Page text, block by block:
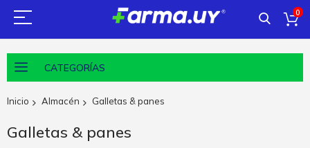
0
CATEGORÍAS
Inicio Almacén Galletas & panes
Galletas & panes